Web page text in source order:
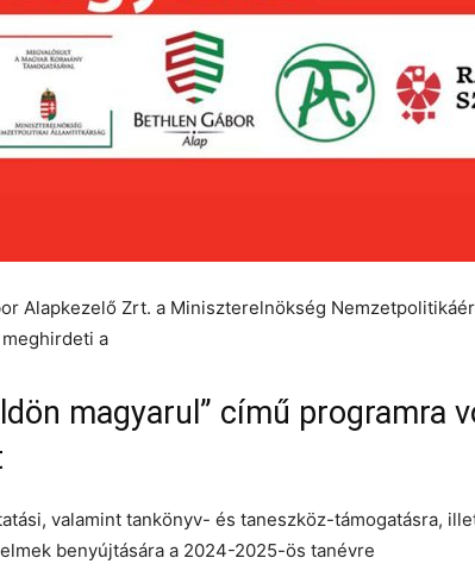
Alapkezelő Zrt. a Miniszterelnökség
a
magyarul” című programra
valamint tankönyv- és taneszköz-támogatásra,
benyújtására a 2024-2025-ös tanévre